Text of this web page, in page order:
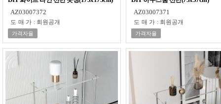
AZ03007372
도매가 : 회원공개
가격자율
AZ03007371
도매가 : 회원공개
가격자율